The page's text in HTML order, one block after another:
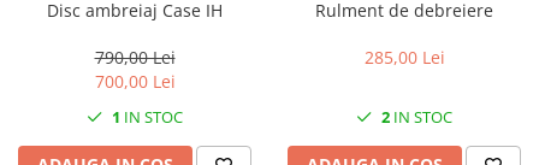
1.5.4. Piese de schimb pentru
motor si accesorii
2.4.3. Prese de Balotat
2.4.4. Combine
2.4.5. Diverse
2.5. Zootehnie
Încălțăminte
de transport
3.9.1. Roti din cauciuc
Disc ambreiaj Case IH
790,00 Lei
700,00 Lei
1 IN STOC
Rulment de debreiere
285,00 Lei
2 IN STOC